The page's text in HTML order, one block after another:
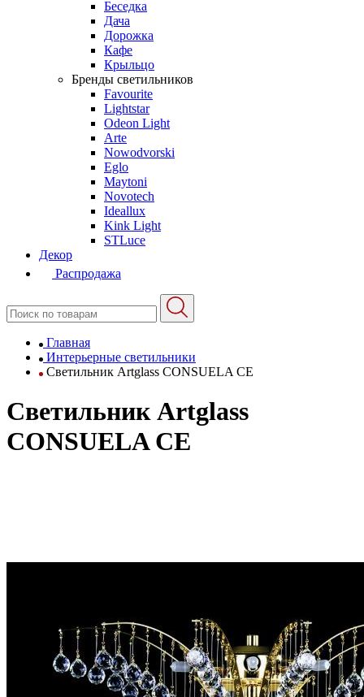
Беседка
Дача
Дорожка
Кафе
Крыльцо
Бренды светильников
Favourite
Lightstar
Odeon Light
Arte
Nowodvorski
Eglo
Maytoni
Novotech
Ideallux
Kink Light
STLuce
Декор
Распродажа
Главная
Интерьерные светильники
Светильник Artglass CONSUELA CE
Светильник Artglass
CONSUELA CE